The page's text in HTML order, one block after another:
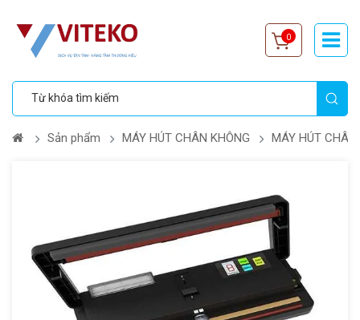
0
Sản phẩm MÁY HÚT CHÂN KHÔNG MÁY HÚT